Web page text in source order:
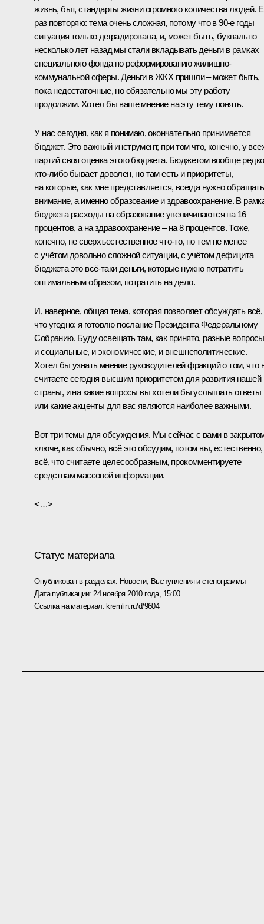
жизнь, быт, стандарты жизни огромного количества людей.
раз повторяю: тема очень сложная, потому что в 90-е годы
ситуация только деградировала, и, может быть, буквально
несколько лет назад мы стали вкладывать деньги в рамках
специального фонда по реформированию жилищно-
коммунальной сферы. Деньги в ЖКХ пришли – может быть,
пока недостаточные, но обязательно мы эту работу
продолжим. Хотел бы ваше мнение на эту тему понять.
У нас сегодня, как я понимаю, окончательно принимается
бюджет. Это важный инструмент, при том что, конечно, у
партий своя оценка этого бюджета. Бюджетом вообще редко
кто‑либо бывает доволен, но там есть и приоритеты,
на которые, как мне представляется, всегда нужно обращать
внимание, а именно образование и здравоохранение. В
бюджета расходы на образование увеличиваются на 16
процентов, а на здравоохранение – на 8 процентов. Тоже,
конечно, не сверхъестественное что‑то, но тем не менее
с учётом довольно сложной ситуации, с учётом дефицита
бюджета это всё‑таки деньги, которые нужно потратить
оптимальным образом, потратить на дело.
И, наверное, общая тема, которая позволяет обсуждать всё,
что угодно: я готовлю послание Президента Федеральному
Собранию. Буду освещать там, как принято, разные
и социальные, и экономические, и внешнеполитические.
Хотел бы узнать мнение руководителей фракций о том, что
считаете сегодня высшим приоритетом для развития нашей
страны, и на какие вопросы вы хотели бы услышать ответы
или какие акценты для вас являются наиболее важными.
Вот три темы для обсуждения. Мы сейчас с вами в
ключе, как обычно, всё это обсудим, потом вы, естественно,
всё, что считаете целесообразным, прокомментируете
средствам массовой информации.
<…>
Статус материала
Опубликован в разделах: Новости, Выступления и стенограммы
Дата публикации: 24 ноября 2010 года, 15:00
Ссылка на материал: kremlin.ru/d/9604